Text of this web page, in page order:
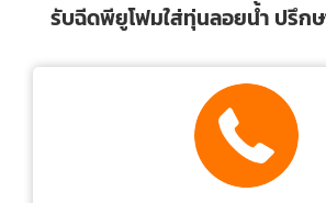
รับฉีดพียูโฟมใส่ทุ่นลอยน้ำ ปรึกษ